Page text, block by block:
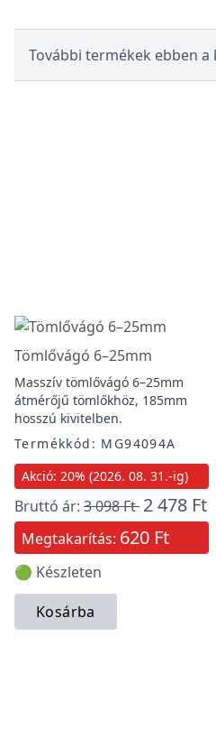
További termékek ebben
Tömlővágó 6–25mm
Masszív tömlővágó 6–25mm
átmérőjű tömlőkhöz, 185mm
hosszú kivitelben.
Termékkód: MG94094A
Akció: 20% (2026. 08. 31.-ig)
Bruttó ár: 3 098 Ft 2 478 Ft
Megtakarítás: 620 Ft
🟢 Készleten
Kosárba